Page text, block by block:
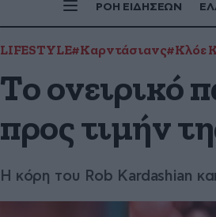
ΡΟΗ ΕΙΔΗΣΕΩΝ
LIFESTYLE#Καρντάσιανς#Κλόε
Το ονειρικό
προς τιμήν
Η κόρη του Rob Kardashian